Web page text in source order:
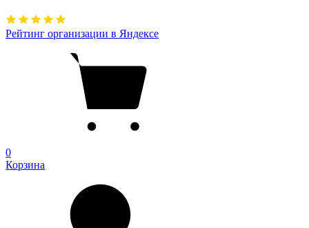
Рейтинг организации в Яндексе
0
Корзина